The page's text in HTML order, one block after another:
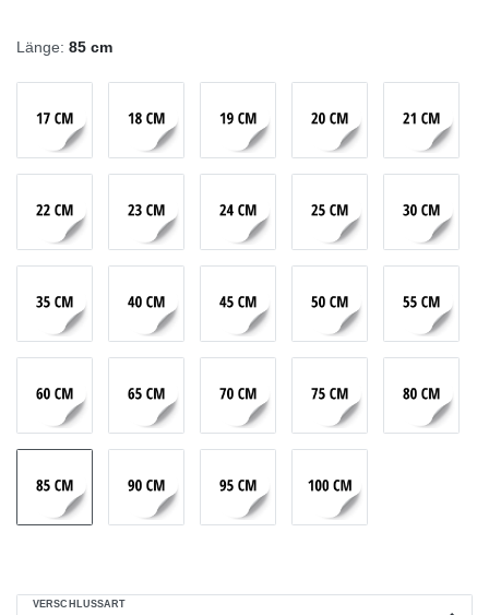
Länge: 85 cm
VERSCHLUSSART